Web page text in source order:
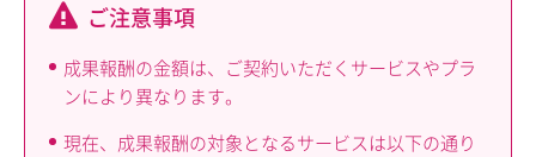
ご注意事項
成果報酬の金額は、ご契約いただくサービスやプラ
ンにより異なります。
現在、成果報酬の対象となるサービスは以下の通り